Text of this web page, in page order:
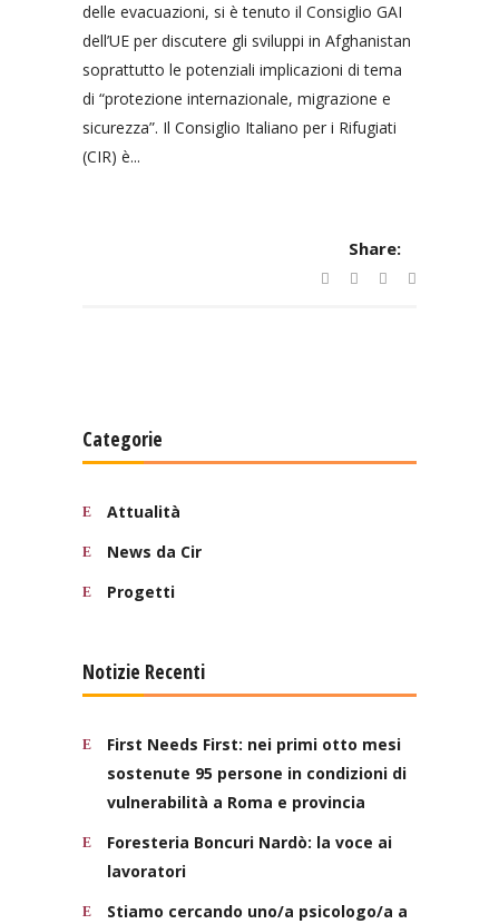
delle evacuazioni, si è tenuto il Consiglio GAI
dell’UE per discutere gli sviluppi in Afghanistan
soprattutto le potenziali implicazioni di tema
di “protezione internazionale, migrazione e
sicurezza”. Il Consiglio Italiano per i Rifugiati
(CIR) è...
Share:
Categorie
Attualità
News da Cir
Progetti
Notizie Recenti
First Needs First: nei primi otto mesi
sostenute 95 persone in condizioni di
vulnerabilità a Roma e provincia
Foresteria Boncuri Nardò: la voce ai
lavoratori
Stiamo cercando uno/a psicologo/a a